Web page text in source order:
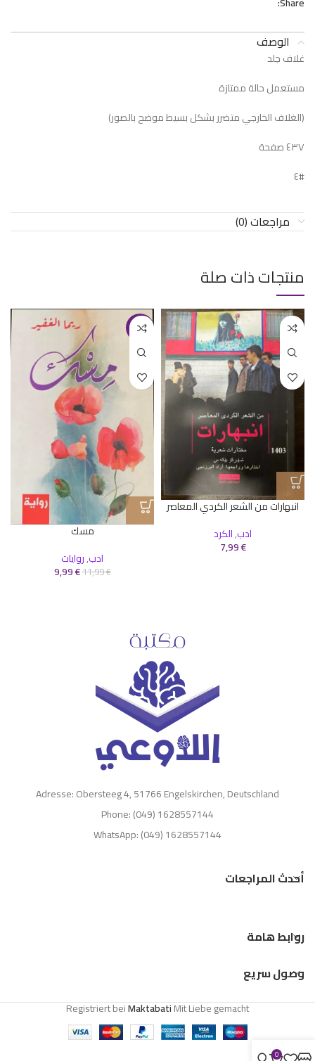
الوصف
غلاف جلد
مستعمل حالة ممتازة
(الغلاف الخارجي متضرر بشكل بسيط موضح بالصور)
٤٣٧ صفحة
#٤
مراجعات (0)
منتجات ذات صلة
انبهارات من الشعر الكردي المعاصر
ادب,الكرد
7,99€
-17%
مسك
ادب,روايات
11,99€
9,99€
Adresse: Obersteeg 4, 51766 Engelskirchen, Deutschland
Phone: (049) 1628557144
WhatsApp: (049) 1628557144
أحدث المراجعات
روابط هامة
وصول سريع
Registriert beiMaktabatiMit Liebe gemacht
0